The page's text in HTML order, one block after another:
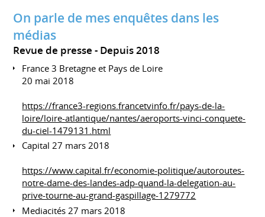
On parle de mes enquêtes dans les
médias
Revue de presse Depuis 2018
France 3 Bretagne et Pays de Loire
20 mai 2018
https://france3-regions.francetvinfo.fr/pays-de-la-
loire/loire-atlantique/nantes/aeroports-vinci-conquete-
du-ciel-1479131.html
Capital 27 mars 2018
https://www.capital.fr/economie-politique/autoroutes-
notre-dame-des-landes-adp-quand-la-delegation-au-
prive-tourne-au-grand-gaspillage-1279772
Mediacités 27 mars 2018